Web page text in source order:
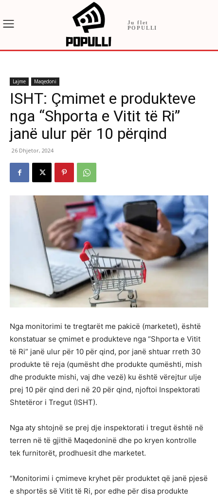
Ju flet
POPULLI
Lajme Maqedoni
ISHT: Çmimet e produkteve
nga “Shporta e Vitit të Ri”
janë ulur për 10 përqind
26 Dhjetor, 2024
Nga monitorimi te tregtarët me pakicë (marketet), është
konstatuar se çmimet e produkteve nga “Shporta e Vitit
të Ri” janë ulur për 10 për qind, por janë shtuar rreth 30
produkte të reja (qumësht dhe produkte qumështi, mish
dhe produkte mishi, vaj dhe vezë) ku është vërejtur ulje
prej 10 për qind deri në 20 për qind, njoftoi Inspektorati
Shtetëror i Tregut (ISHT).
Nga aty shtojnë se prej dje inspektorati i tregut është në
terren në të gjithë Maqedoninë dhe po kryen kontrolle
tek furnitorët, prodhuesit dhe marketet.
“Monitorimi i çmimeve kryhet për produktet që janë pjesë
e shportës së Vitit të Ri, por edhe për disa produkte